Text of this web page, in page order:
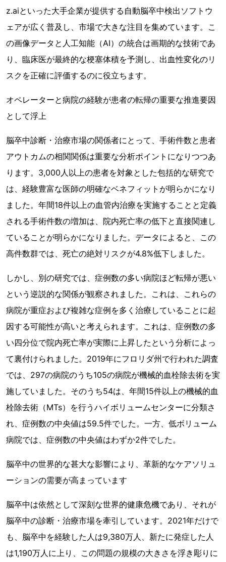
z.aiといった大手企業が提供する自動脳卒中検出ソフトウ
ェアが広く普及し、市場で大きな注目を集めています。こ
の画像データと人工知能（AI）の統合は画期的な技術であ
り、臨床医が最終的な梗塞体積を予測し、出血性変化のリ
スクを正確に評価するのに役立ちます。
オペレーターと病院の経験が患者の転帰の重要な推進要因
として浮上
脳卒中診断・治療市場の関係者にとって、手術件数と患者
アウトカムの相関関係は重要な分析ポイントになりつつあ
ります。3,000人以上の患者を対象とした包括的な研究で
は、経験豊富な医師の明確なベネフィットが明らかになり
ました。年間18件以上の血管内治療を実施することと定義
される手術件数の増加は、院内死亡率の低下と直接関連し
ていることが明らかになりました。データによると、この
高件数群では、死亡の絶対リスクが4.8%低下しました。
しかし、別の研究では、症例数の多い病院ほど転帰が悪い
という逆説的な関係が観察されました。これは、これらの
病院が重症および複雑な症例を多く治療していることに起
因する可能性が高いと考えられます。これは、症例数の多
い四分位で院内死亡率が実際に上昇したという分析によっ
て裏付けられました。2019年にフロリダ州で行われた調査
では、297の病院のうち105の病院が機械的血栓除去術を実
施していました。そのうち54は、年間15件以上の機械的血
栓除去術（MTs）を行うハイボリュームセンターに分類さ
れ、症例数の中央値は59.5件でした。一方、低ボリューム
病院では、症例数の中央値はわずか2件でした。
脳卒中の世界的な甚大な影響により、革新的なケアソリュ
ーションの需要が高まっています
脳卒中は依然として深刻な世界的健康危機であり、それが
脳卒中の診断・治療市場を牽引しています。2021年だけで
も、脳卒中を経験した人は9,380万人、新たに発症した人
は1,190万人に上り、この問題の規模の大きさを浮き彫りに